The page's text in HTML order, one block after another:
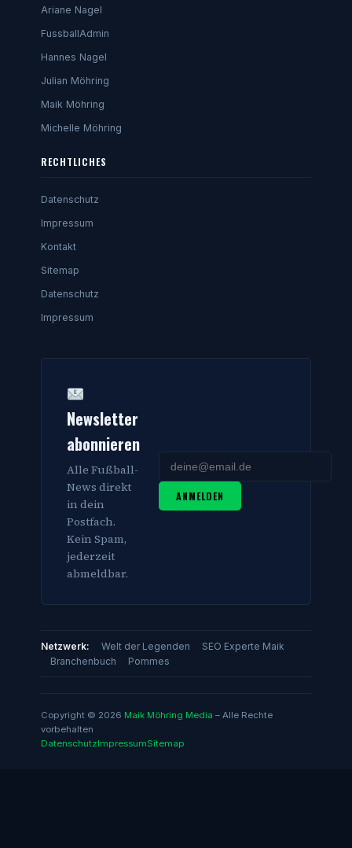
Ariane Nagel
FussballAdmin
Hannes Nagel
Julian Möhring
Maik Möhring
Michelle Möhring
RECHTLICHES
Datenschutz
Impressum
Kontakt
Sitemap
Datenschutz
Impressum
Newsletter
abonnieren
Alle Fußball-
News direkt
in dein
Postfach.
Kein Spam,
jederzeit
abmeldbar.
ANMELDEN
Netzwerk: Welt der Legenden
SEO Experte Maik
Branchenbuch
Pommes
Copyright © 2026 Maik Möhring Media – Alle Rechte
vorbehalten
DatenschutzImpressumSitemap